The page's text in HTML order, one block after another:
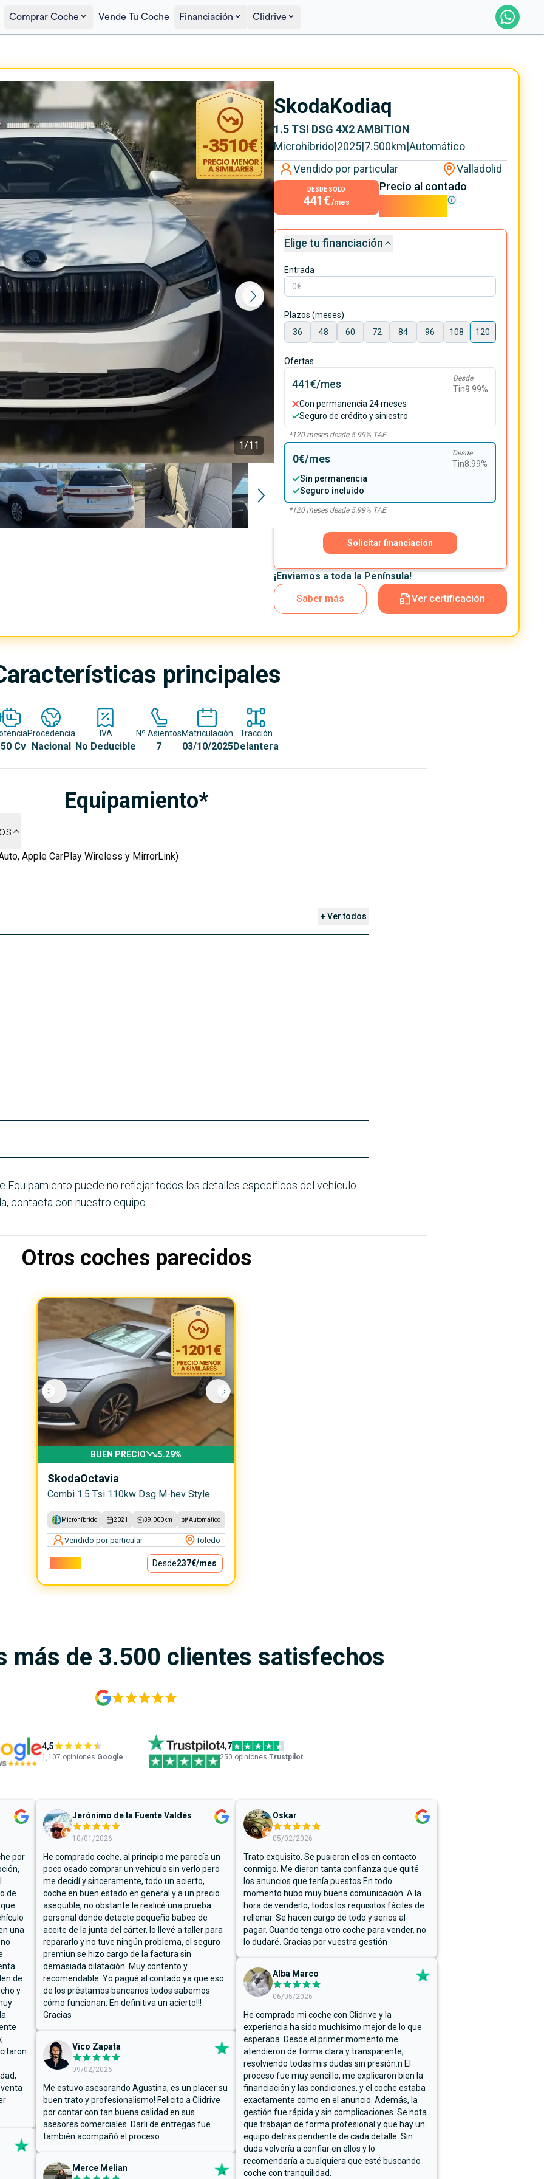
Comprar Coche Vende Tu Coche Financiación Clidrive
1/11
-3510€
39.990€
SkodaKodiaq
1.5 TSI DSG 4X2 AMBITION
Microhíbrido|2025|7.500km|Automático
Vendido por particular
Valladolid
DESDE SOLO
441€ /mes
Precio al contado
39.990€
Elige tu financiación
Entrada
Plazos (meses)
36
48 60 72 84 96 108 120
Ofertas
441€/mes Desde
Tin9.99%
Con permanencia 24 meses
Seguro de crédito y siniestro
*120meses desde 5.99% TAE
0€/mes Desde
Tin8.99%
Sin permanencia
Seguro incluido
*120meses desde 5.99% TAE
Solicitar financiación
¡Enviamos a toda la Península!
Saber más
Ver certificación
principales
Cv
Procedencia
Nacional
IVA
No Deducible
Nº Asientos
7
Matriculación
03/10/2025
Tracción
Delantera
Equipamiento*
Apple CarPlay Wireless y MirrorLink)
+ Ver todos
Equipamiento puede no reflejar todos los detalles específicos del vehículo.
contacta con nuestro equipo.
Otros coches parecidos
-1201€
BUEN PRECIO 5.29%
SkodaOctavia
Combi 1.5 Tsi 110kw Dsg M-hev Style
Microhíbrido 2021 39.000km Automático
Vendido por particular Toledo
Desde237€/mes
más de 3.500 clientes satisfechos
4,5
1,107 opiniones Google
4,7
250 opiniones Trustpilot
por
de
una
de
y
Jerónimo de la Fuente Valdés
10/01/2026
He comprado coche, al principio me parecía un
poco osado comprar un vehículo sin verlo pero
me decidí y sinceramente, todo un acierto,
coche en buen estado en general y a un precio
asequible, no obstante le realicé una prueba
personal donde detecte pequeño babeo de
aceite de la junta del cárter, lo llevé a taller para
repararlo y no tuve ningún problema, el seguro
premiun se hizo cargo de la factura sin
demasiada dilatación. Muy contento y
recomendable. Yo pagué al contado ya que eso
de los préstamos bancarios todos sabemos
cómo funcionan. En definitiva un acierto!!!
Gracias
Vico Zapata
09/02/2026
Me estuvo asesorando Agustina, es un placer su
buen trato y profesionalismo! Felicito a Clidrive
por contar con tan buena calidad en sus
asesores comerciales. Darli de entregas fue
también acompañó el proceso
Merce Melian
Oskar
05/02/2026
Trato exquisito. Se pusieron ellos en contacto
conmigo. Me dieron tanta confianza que quité
los anuncios que tenía puestos.En todo
momento hubo muy buena comunicación. A la
hora de venderlo, todos los requisitos fáciles de
rellenar. Se hacen cargo de todo y serios al
pagar. Cuando tenga otro coche para vender, no
lo dudaré. Gracias por vuestra gestión
Alba Marco
06/05/2026
He comprado mi coche con Clidrive y la
experiencia ha sido muchísimo mejor de lo que
esperaba. Desde el primer momento me
atendieron de forma clara y transparente,
resolviendo todas mis dudas sin presión.n El
proceso fue muy sencillo, me explicaron bien la
financiación y las condiciones, y el coche estaba
exactamente como en el anuncio. Además, la
gestión fue rápida y sin complicaciones. Se nota
que trabajan de forma profesional y que hay un
equipo detrás pendiente de cada detalle. Sin
duda volvería a confiar en ellos y lo
recomendaría a cualquiera que esté buscando
coche con tranquilidad.